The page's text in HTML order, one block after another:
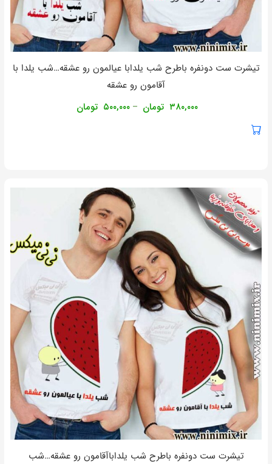
تیشرت ست دونفره باطرح شب یلدابا عیالمون رو عشقه…شب یلدا با
آقامون رو عشقه
۳۸۰,۰۰۰ تومان – ۵۰۰,۰۰۰ تومان
تیشرت ست دونفره باطرح شب یلداباآقامون رو عشقه…شب